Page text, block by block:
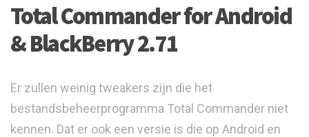
Total Commander for Android
& BlackBerry 2.71
Er zullen weinig tweakers zijn die het
bestandsbeheerprogramma Total Commander niet
kennen. Dat er ook een versie is die op Android en